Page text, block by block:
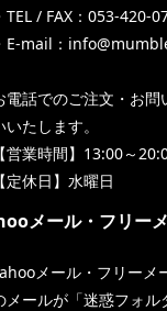
TEL / FAX：053-420-
E-mail：
電話でのご注文・お
いたします。
【営業時間】13:00～
【定休日】水曜日
メール・フリー
メール・フリーメ
メールが「迷惑フォ